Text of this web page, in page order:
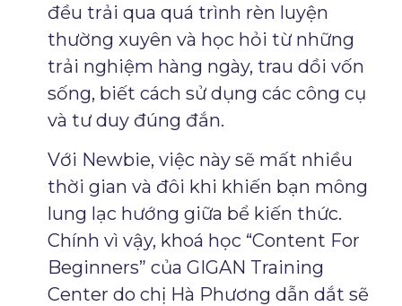
đều trải qua quá trình rèn luyện
thường xuyên và học hỏi từ những
trải nghiệm hàng ngày, trau dồi vốn
sống, biết cách sử dụng các công cụ
và tư duy đúng đắn.
Với Newbie, việc này sẽ mất nhiều
thời gian và đôi khi khiến bạn mông
lung lạc hướng giữa bể kiến thức.
Chính vì vậy, khoá học “Content For
Beginners” của GIGAN Training
Center do chị Hà Phương dẫn dắt sẽ